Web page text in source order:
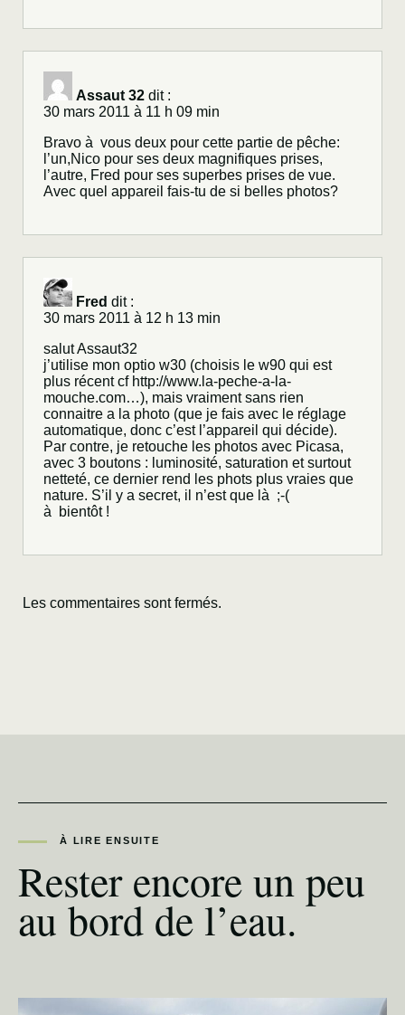
Assaut 32 dit :
30 mars 2011 à 11 h 09 min
Bravo à vous deux pour cette partie de pêche:
l’un,Nico pour ses deux magnifiques prises,
l’autre, Fred pour ses superbes prises de vue.
Avec quel appareil fais-tu de si belles photos?
Fred dit :
30 mars 2011 à 12 h 13 min
salut Assaut32
j’utilise mon optio w30 (choisis le w90 qui est
plus récent cf http://www.la-peche-a-la-
mouche.com…), mais vraiment sans rien
connaitre a la photo (que je fais avec le réglage
automatique, donc c’est l’appareil qui décide).
Par contre, je retouche les photos avec Picasa,
avec 3 boutons : luminosité, saturation et surtout
netteté, ce dernier rend les phots plus vraies que
nature. S’il y a secret, il n’est que là ;-(
à bientôt !
Les commentaires sont fermés.
À LIRE ENSUITE
Rester encore un peu
au bord de l’eau.